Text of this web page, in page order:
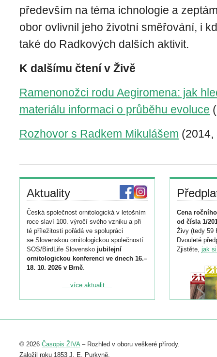
především na téma ichnologie a
obor ovlivnil jeho životní směřování, i
také do Radkových dalších aktivit.
K dalšímu čtení v Živě
Ramenonožci rodu Aegiromena: jak
materiálu informaci o průběhu evoluce
Rozhovor s Radkem Mikulášem (2014,
Aktuality
Česká společnost ornitologická v letošním
roce slaví 100. výročí svého vzniku a při
té příležitosti pořádá ve spolupráci
se Slovenskou ornitologickou společností
SOS/BirdLife Slovensko jubilejní
ornitologickou konferenci ve dnech 16.–
18. 10. 2026 v Brně.
Podrobnější informace ke konferenci
Registrovat se můžete do 6. září.
abstraktu přihlášené přednášky nebo
posteru je už 30. června.
... více aktualit ...
Cena
od čísla 1/
Živy (tedy 59
Dvouleté
Zjistěte, jak
© 2026 Časopis ŽIVA– Rozhled v oboru veškeré přírody.
Založil roku 1853 J. E. Purkyně.